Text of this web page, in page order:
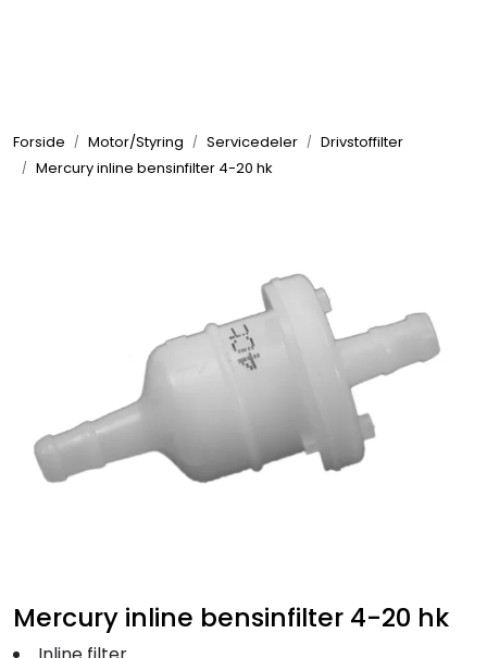
Forside Motor/Styring Servicedeler
Drivstoffilter
Mercury inline bensinfilter 4-20 hk
Mercury inline bensinfilter 4-20 hk
Elektrisk
Motor/Styring
Fortøyning
Båtpleie/Opplag